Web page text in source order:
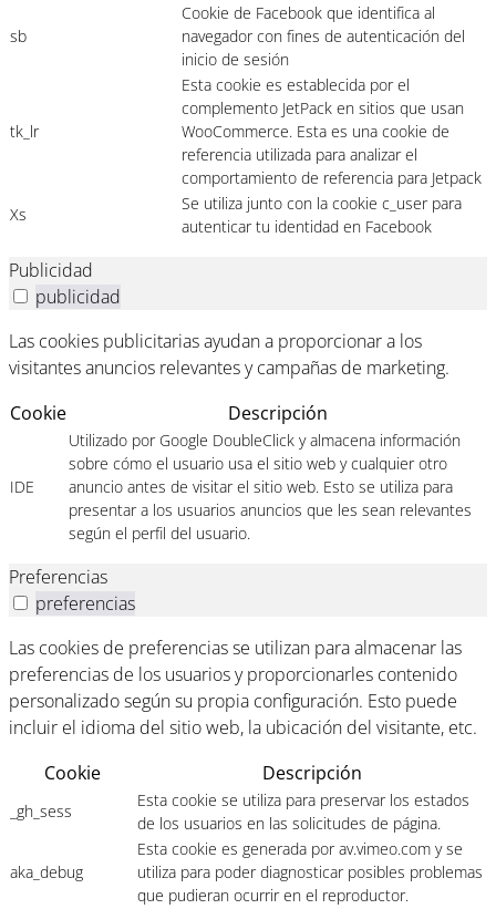
sb
Cookie de Facebook que identifica al
navegador con fines de autenticación del
inicio de sesión
tk_lr
Esta cookie es establecida por el
complemento JetPack en sitios que usan
WooCommerce. Esta es una cookie de
referencia utilizada para analizar el
comportamiento de referencia para Jetpack
Xs
Se utiliza junto con la cookie c_user para
autenticar tu identidad en Facebook
Publicidad
publicidad
Las cookies publicitarias ayudan a proporcionar a los
visitantes anuncios relevantes y campañas de marketing.
Cookie
Descripción
IDE
Utilizado por Google DoubleClick y almacena información
sobre cómo el usuario usa el sitio web y cualquier otro
anuncio antes de visitar el sitio web. Esto se utiliza para
presentar a los usuarios anuncios que les sean relevantes
según el perfil del usuario.
Preferencias
preferencias
Las cookies de preferencias se utilizan para almacenar las
preferencias de los usuarios y proporcionarles contenido
personalizado según su propia configuración. Esto puede
incluir el idioma del sitio web, la ubicación del visitante, etc.
Cookie
Descripción
_gh_sess
Esta cookie se utiliza para preservar los estados
de los usuarios en las solicitudes de página.
aka_debug
Esta cookie es generada por av.vimeo.com y se
utiliza para poder diagnosticar posibles problemas
que pudieran ocurrir en el reproductor.